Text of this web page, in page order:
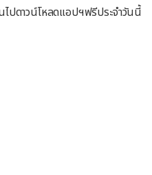
ปดาวน์โหลดแอปฯฟรีประจำวันนี้